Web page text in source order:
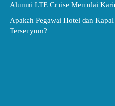
Alumni LTE Cruise Memulai
Apakah Pegawai Hotel dan Kapal
Tersenyum?